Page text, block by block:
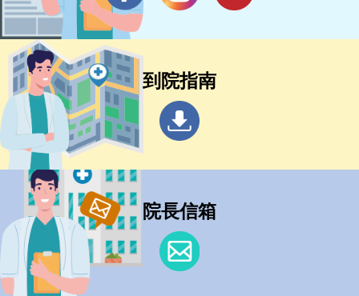
到院指南
院長信箱